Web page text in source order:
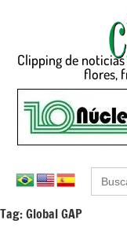
Clipping de
flores,
Search
for:
Tag:Global GAP